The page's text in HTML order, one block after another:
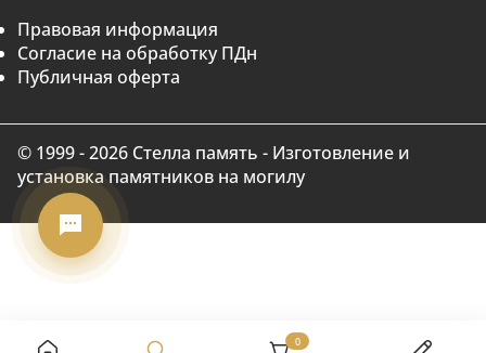
0
Правовая информация
Согласие на обработку ПДн
Публичная оферта
© 1999 - 2026 Стелла память - Изготовление и
установка памятников на могилу